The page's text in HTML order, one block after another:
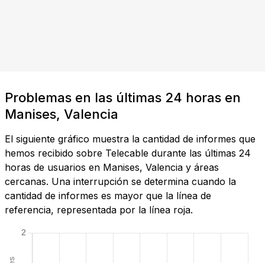
Problemas en las últimas 24 horas en
Manises, Valencia
El siguiente gráfico muestra la cantidad de informes que
hemos recibido sobre Telecable durante las últimas 24
horas de usuarios en Manises, Valencia y áreas
cercanas. Una interrupción se determina cuando la
cantidad de informes es mayor que la línea de
referencia, representada por la línea roja.